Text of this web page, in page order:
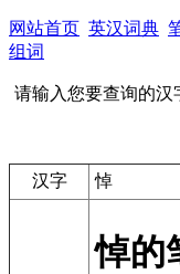
网站首页 英汉词典
组词
请输入您要查询的汉
汉字 悼
悼的